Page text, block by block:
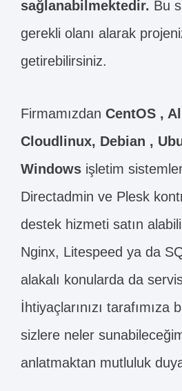
sağlanabilmektedir. Bu
gerekli olanı alarak
getirebilirsiniz.
Firmamızdan CentOS ,
Cloudlinux, Debian ,
Windows işletim
Directadmin ve Plesk
destek hizmeti satın
Nginx, Litespeed ya da
alakalı konularda da
İhtiyaçlarınızı tarafımıza
sizlere neler
anlatmaktan mutluluk